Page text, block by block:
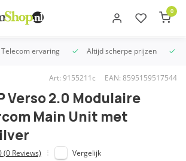
0
ervaring Altijd scherpe prijzen
Art: 9155211c EAN: 8595159517544
Verso 2.0 Modulaire
Main Unit met
(0 Reviews) Vergelijk